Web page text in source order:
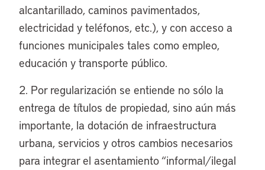
alcantarillado, caminos pavimentados,
electricidad y teléfonos, etc.), y con acceso a
funciones municipales tales como empleo,
educación y transporte público.
2. Por regularización se entiende no sólo la
entrega de títulos de propiedad, sino aún más
importante, la dotación de infraestructura
urbana, servicios y otros cambios necesarios
para integrar el asentamiento “informal/ilegal